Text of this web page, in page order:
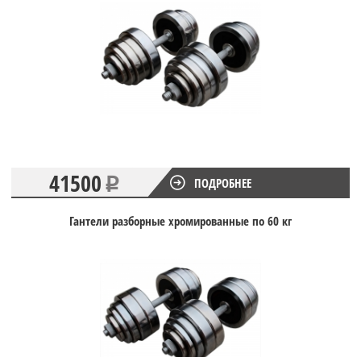
41500 ПОДРОБНЕЕ
Гантели разборные хромированные по 60 кг